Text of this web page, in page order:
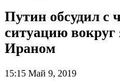
Путин обсудил с
ситуацию вокруг
Ираном
15:15 Май 9, 2019